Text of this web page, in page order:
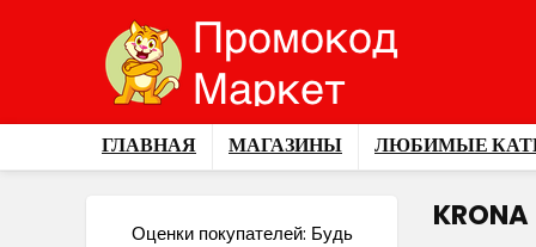
ГЛАВНАЯ МАГАЗИНЫ ЛЮБИМЫЕ
KRONA
Оценки покупателей: Будь